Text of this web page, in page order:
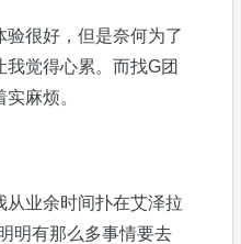
验很好，但是奈何为了
觉得心累。而找G团
麻烦。
从业余时间扑在艾泽拉
明有那么多事情要去